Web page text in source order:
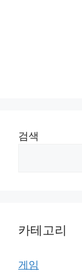
검색
카테고리
게임